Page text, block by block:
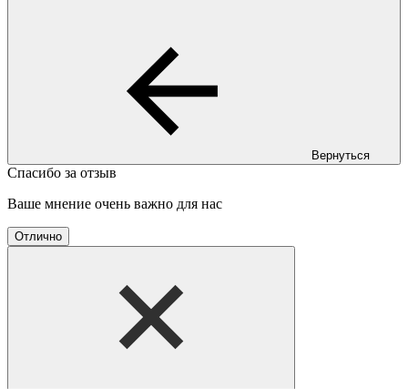
Вернуться
Спасибо за отзыв
Ваше мнение очень важно для нас
Отлично